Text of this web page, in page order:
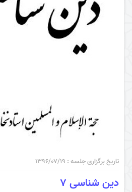
تاریخ برگزاری جلسه : ۱۳۹۶/۰۷/۱۹
دین شناسی 7